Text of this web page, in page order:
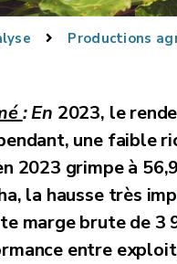
:En 2023, le
une faible
2023 grimpe à
la hausse très
marge brute de 3
entre